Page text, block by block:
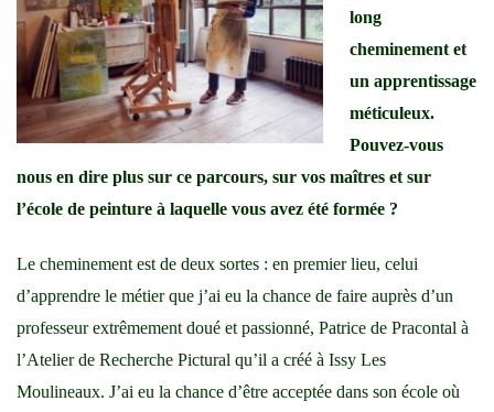
long
cheminement et
un apprentissage
méticuleux.
Pouvez-vous
nous en dire plus sur ce parcours, sur vos maîtres et sur
l’école de peinture à laquelle vous avez été formée ?
Le cheminement est de deux sortes : en premier lieu, celui
d’apprendre le métier que j’ai eu la chance de faire auprès d’un
professeur extrêmement doué et passionné, Patrice de Pracontal à
l’Atelier de Recherche Pictural qu’il a créé à Issy Les
Moulineaux. J’ai eu la chance d’être acceptée dans son école où